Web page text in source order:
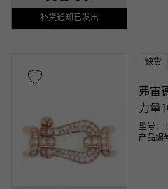
补货通知已发出
缺货
弗雷
力量
型号：
产品编